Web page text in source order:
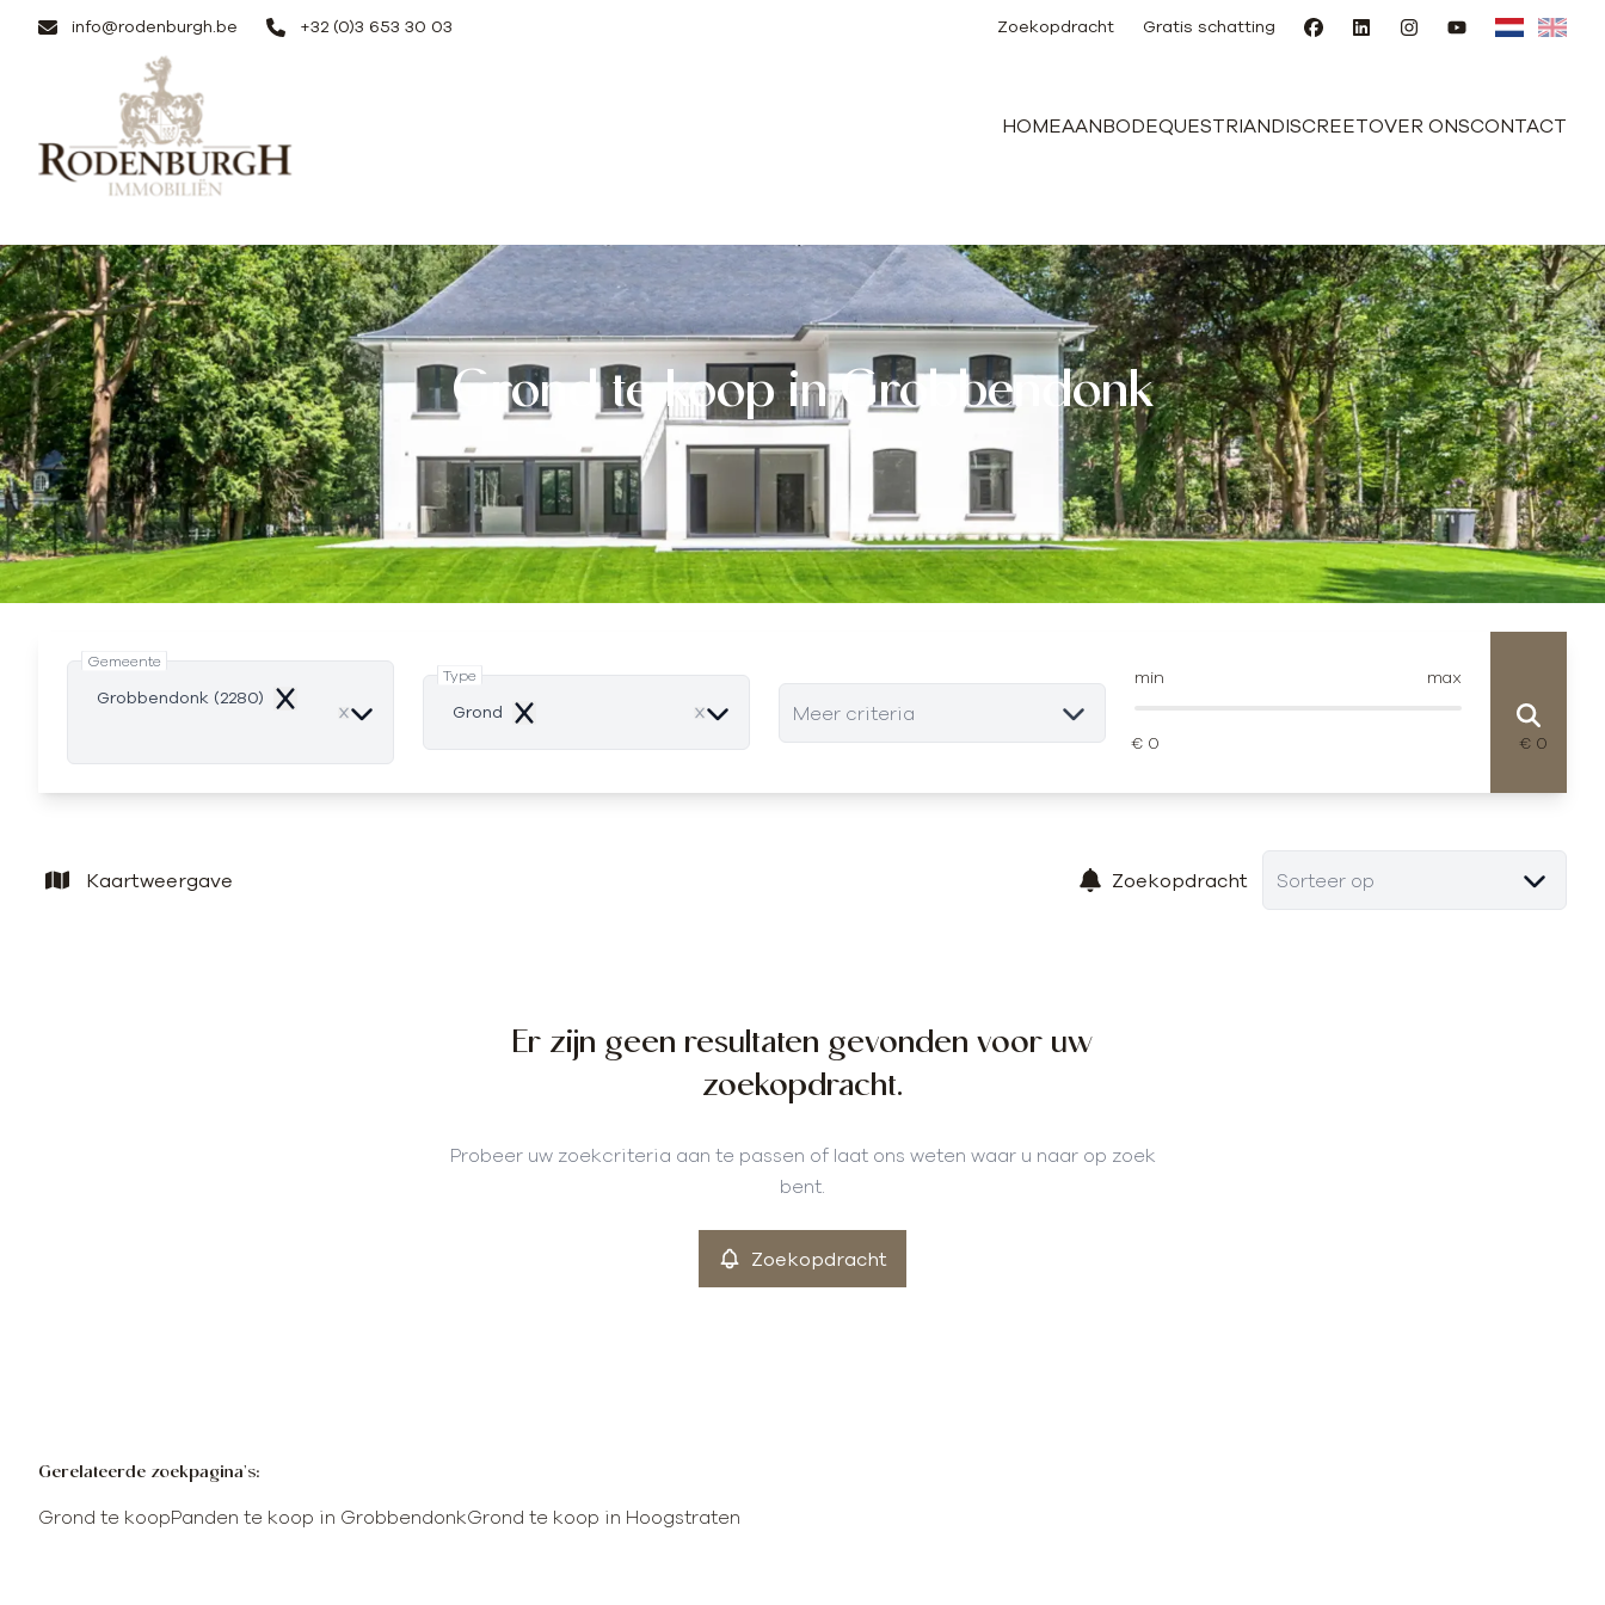
info@rodenburgh.be +32 (0)3 653 30 03 Zoekopdracht Gratis schatting
HOMEAANBODEQUESTRIANDISCREETOVER ONSCONTACT
Grond te koop in Grobbendonk
Gemeente
Grobbendonk (2280)
Remove
Type
Grond
Remove Meer criteria
min max
Kaartweergave Zoekopdracht Sorteer op
Er zijn geen resultaten gevonden voor uw
zoekopdracht.
Probeer uw zoekcriteria aan te passen of laat ons weten waar u naar op zoek
bent.
Zoekopdracht
Gerelateerde zoekpagina's:
Grond te koopPanden te koop in GrobbendonkGrond te koop in Hoogstraten